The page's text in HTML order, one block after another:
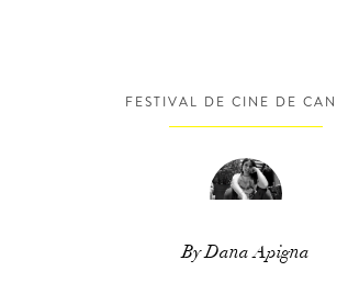
FESTIVAL DE CINE DE
By Dana Apigna